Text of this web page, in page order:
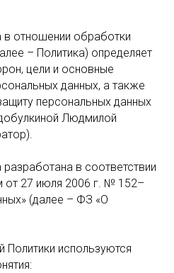
в отношении обработки
– Политика) определяет
цели и основные
данных, а также
персональных данных
Людмилой
в соответствии
27 июля 2006 г. № 152–
(далее – ФЗ «О
Политики используются